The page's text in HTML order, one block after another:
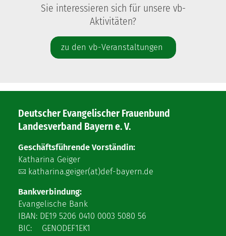
Sie interessieren sich für unsere vb-
Aktivitäten?
zu den vb-Veranstaltungen
Deutscher Evangelischer Frauenbund
Landesverband Bayern e. V.
Geschäftsführende Vorständin:
Katharina Geiger
katharina.geiger(at)def-bayern.de
Bankverbindung:
Evangelische Bank
IBAN: DE19 5206 0410 0003 5080 56
BIC: GENODEF1EK1